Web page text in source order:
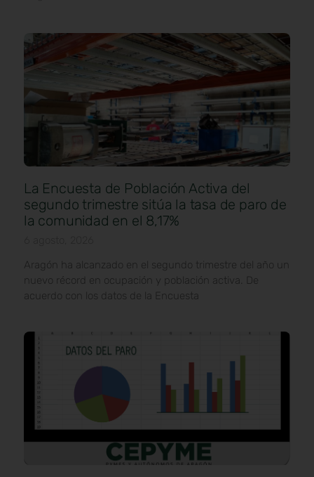
La Encuesta de Población Activa del
segundo trimestre sitúa la tasa de paro de
la comunidad en el 8,17%
Aragón ha alcanzado en el segundo trimestre del año un
nuevo récord en ocupación y población activa. De
acuerdo con los datos de la Encuesta